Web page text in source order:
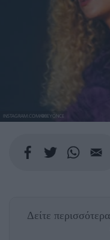
INSTAGRAM.COM/@BEYONCE
Δείτε